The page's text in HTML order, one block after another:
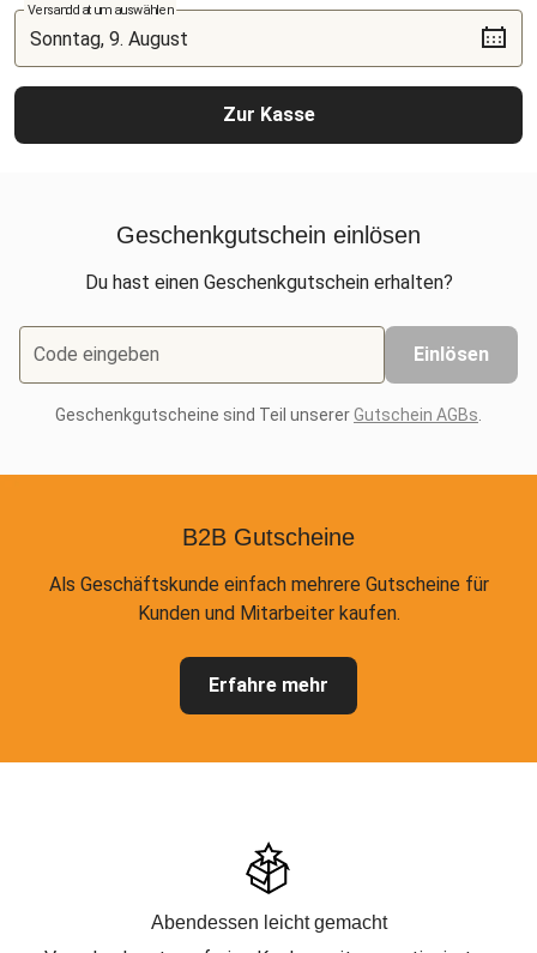
Versanddatum auswählen
Zur Kasse
Geschenkgutschein einlösen
Du hast einen Geschenkgutschein erhalten?
Code eingeben Einlösen
Geschenkgutscheine sind Teil unsererGutschein AGBs
B2B Gutscheine
Als Geschäftskunde einfach mehrere Gutscheine für
Kunden und Mitarbeiter kaufen.
Erfahre mehr
Abendessen leicht gemacht